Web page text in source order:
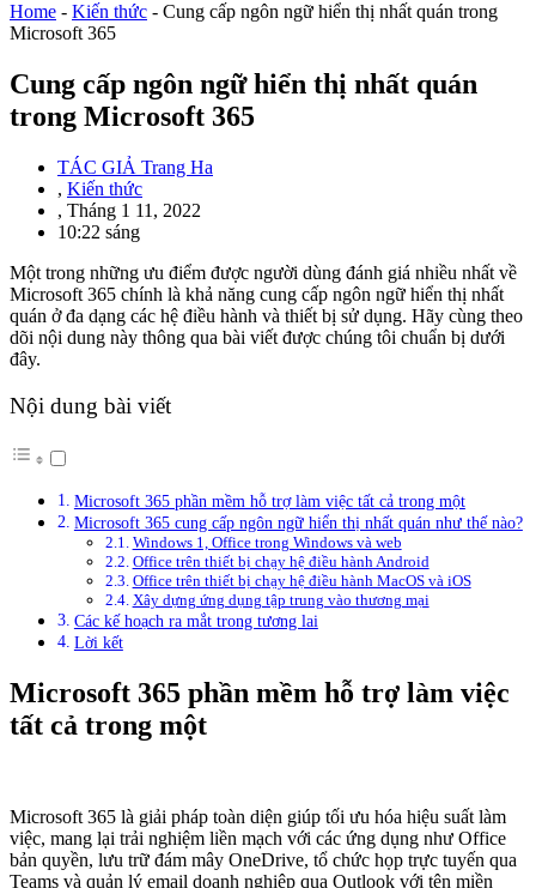
Home - Kiến thức - Cung cấp ngôn ngữ hiển thị nhất quán trong
Microsoft 365
Cung cấp ngôn ngữ hiển thị nhất quán
trong Microsoft 365
TÁC GIẢ Trang Ha
, Kiến thức
, Tháng 1 11, 2022
10:22 sáng
Một trong những ưu điểm được người dùng đánh giá nhiều nhất về
Microsoft 365 chính là khả năng cung cấp ngôn ngữ hiển thị nhất
quán ở đa dạng các hệ điều hành và thiết bị sử dụng. Hãy cùng theo
dõi nội dung này thông qua bài viết được chúng tôi chuẩn bị dưới
đây.
Nội dung bài viết
Microsoft 365 phần mềm hỗ trợ làm việc tất cả trong một
Microsoft 365 cung cấp ngôn ngữ hiển thị nhất quán như thế nào?
Windows 1, Office trong Windows và web
Office trên thiết bị chạy hệ điều hành Android
Office trên thiết bị chạy hệ điều hành MacOS và iOS
Xây dựng ứng dụng tập trung vào thương mại
Các kế hoạch ra mắt trong tương lai
Lời kết
Microsoft 365 phần mềm hỗ trợ làm việc
tất cả trong một
Microsoft 365 là giải pháp toàn diện giúp tối ưu hóa hiệu suất làm
việc, mang lại trải nghiệm liền mạch với các ứng dụng như Office
bản quyền, lưu trữ đám mây OneDrive, tổ chức họp trực tuyến qua
Teams và quản lý email doanh nghiệp qua Outlook với tên miền